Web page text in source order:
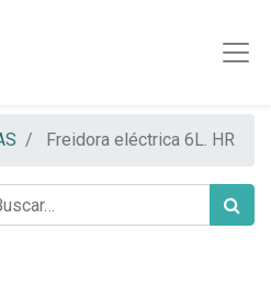
Freidora eléctrica 6L. HR